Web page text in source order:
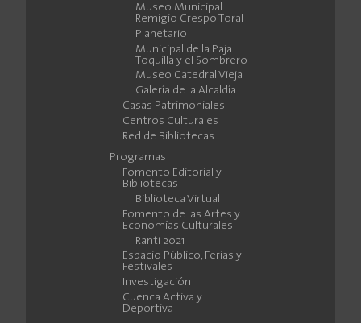
Museo Municipal
Remigio Crespo Toral
Planetario
Municipal de la Paja
Toquilla y el Sombrero
Museo Catedral Vieja
Galería de la Alcaldía
Casas Patrimoniales
Centros Culturales
Red de Bibliotecas
Programas
Fomento Editorial y
Bibliotecas
Biblioteca Virtual
Fomento de las Artes y
Economías Culturales
Ranti 2021
Espacio Público, Ferias y
Festivales
Investigación
Cuenca Activa y
Deportiva